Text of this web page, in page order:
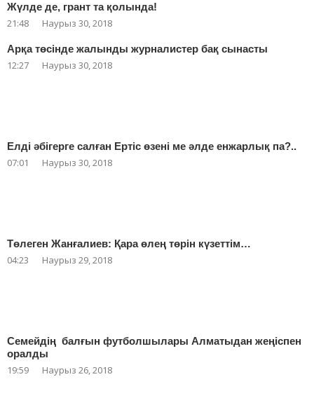
Жүлде де, грант та қолында!
21:48 Наурыз 30, 2018
Арқа төсінде жалынды журналистер бақ сынасты
12:27 Наурыз 30, 2018
Елді әбігерге салған Ертіс өзені ме әлде енжарлық па?..
07:01 Наурыз 30, 2018
Төлеген Жанғалиев: Қара өлең төрін күзеттім…
04:23 Наурыз 29, 2018
Семейдің балғын футболшылары Алматыдан жеңіспен
оралды
19:59 Наурыз 26, 2018